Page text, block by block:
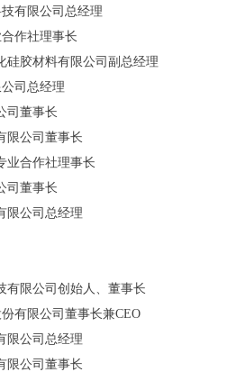
有限公司总经理
作社理事长
硅胶材料有限公司副总经理
司总经理
司董事长
限公司董事长
业合作社理事长
司董事长
限公司总经理
有限公司创始人、董事长
有限公司董事长兼CEO
限公司总经理
限公司董事长